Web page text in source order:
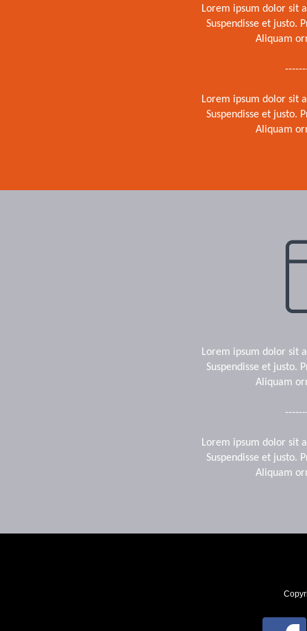
Lorem ipsum dolor sit
Suspendisse et justo.
Aliquam
Lorem ipsum dolor sit
Suspendisse et justo.
Aliquam
Lorem ipsum dolor sit
Suspendisse et justo.
Aliquam
Lorem ipsum dolor sit
Suspendisse et justo.
Aliquam